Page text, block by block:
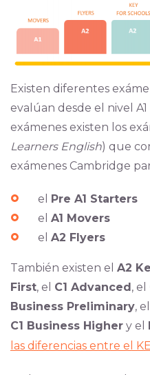
Existen diferentes
evalúan desde el nivel A1
exámenes existen los
Learners English) que
exámenes Cambridge
el Pre A1 Starters
el A1 Movers
el A2 Flyers
También existen el A2
First, el C1 Advanced, el
Business Preliminary, el
C1 Business Higher y el
las diferencias entre el